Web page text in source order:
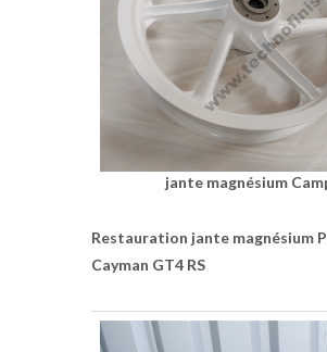
jante magnésium
Restauration jante magnésium
Cayman GT4 RS